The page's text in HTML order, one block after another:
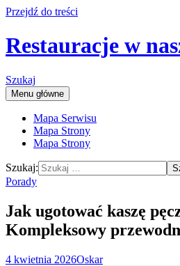
Przejdź do treści
Restauracje w
Szukaj
Menu główne
Mapa Serwisu
Mapa Strony
Mapa Strony
Szukaj:
Porady
Jak ugotować kaszę
Kompleksowy
4 kwietnia 2026Oskar